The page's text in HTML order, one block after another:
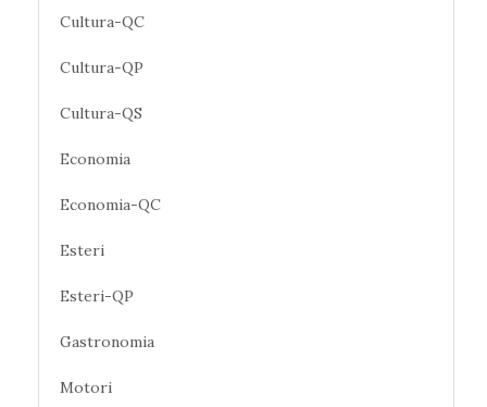
Cultura-QC
Cultura-QP
Cultura-QS
Economia
Economia-QC
Esteri
Esteri-QP
Gastronomia
Motori